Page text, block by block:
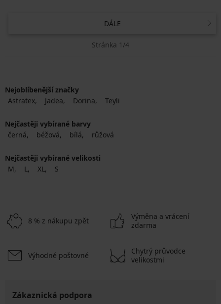
DÁLE
Stránka 1/4
Nejoblíbenější značky
Astratex
Jadea Dorina Teyli
Nejčastěji vybírané barvy
černá
béžová bílá růžová
Nejčastěji vybírané velikosti
M
L XL S
8 % z nákupu zpět
Výměna a vrácení
zdarma
Výhodné poštovné
Chytrý průvodce
velikostmi
Zákaznická podpora